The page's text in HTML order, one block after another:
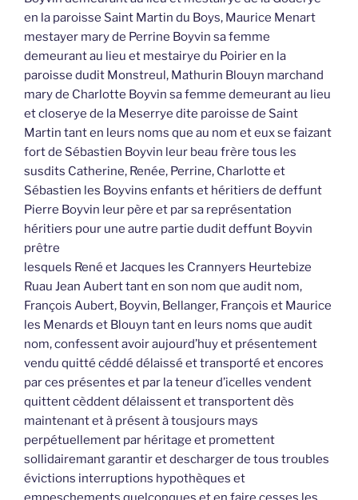
héritiers pour une autre partie dudit deffunt Boyvin
prêtre
lesquels René et Jacques les Crannyers Heurtebize
Ruau Jean Aubert tant en son nom que audit nom,
François Aubert, Boyvin, Bellanger, François et Maurice
les Menards et Blouyn tant en leurs noms que audit
nom, confessent avoir aujourd’huy et présentement
vendu quitté céddé délaissé et transporté et encores
par ces présentes et par la teneur d’icelles vendent
quittent cèddent délaissent et transportent dès
maintenant et à présent à tousjours mays
perpétuellement par héritage et promettent
sollidairemant garantir et descharger de tous troubles
évictions interruptions hypothèques et
empeschements quelconques et en faire cesses les
causes envers et contre tous
à Michel Thibault mestayer et demeurant au lieu et
mestairye de la Grand Preszellinière en ladite paroisse
dudit Monstreul à ce présent stipulant et acceptant et
lequel a achepté et achepté pour luy ses hoirs et ayant
cauze,
scavoir est leurs parts et portions qui leur peut
compéter et appartenir et leur compète et appartient
en un journau de terre labourable sis et situé au milieu
d’une pièce de terre appellée les Gobins près le lieu et
clozerye de Lestroinsart en cestee paroisse dudit Lyon